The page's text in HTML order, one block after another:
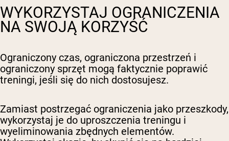
WYKORZYSTAJ OGRANICZENIA
NA SWOJĄ KORZYŚĆ
Ograniczony czas, ograniczona przestrzeń i
ograniczony sprzęt mogą faktycznie poprawić
treningi, jeśli się do nich dostosujesz.
Zamiast postrzegać ograniczenia jako przeszkody,
wykorzystaj je do uproszczenia treningu i
wyeliminowania zbędnych elementów.